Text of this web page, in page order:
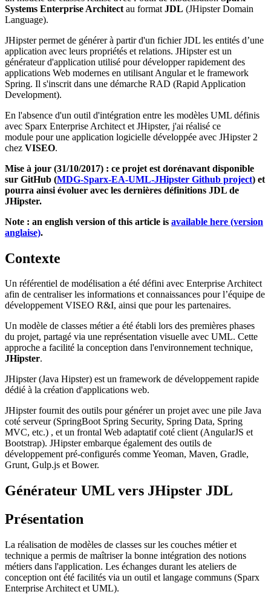
Systems Enterprise Architect au format JDL (JHipster Domain
Language).
JHipster permet de générer à partir d'un fichier JDL les entités d’une
application avec leurs propriétés et relations. JHipster est un
générateur d'application utilisé pour développer rapidement des
applications Web modernes en utilisant Angular et le framework
Spring. Il s'inscrit dans une démarche RAD (Rapid Application
Development).
En l'absence d'un outil d'intégration entre les modèles UML définis
avec Sparx Enterprise Architect et JHipster, j'ai réalisé ce
module pour une application logicielle développée avec JHipster 2
chez VISEO.
Mise à jour (31/10/2017) : ce projet est dorénavant disponible
sur GitHub (MDG-Sparx-EA-UML-JHipster Github project) et
pourra ainsi évoluer avec les dernières définitions JDL de
JHipster.
Note : an english version of this article is available here (version
anglaise).
Contexte
Un référentiel de modélisation a été défini avec Enterprise Architect
afin de centraliser les informations et connaissances pour l’équipe de
développement VISEO R&I, ainsi que pour les partenaires.
Un modèle de classes métier a été établi lors des premières phases
du projet, partagé via une représentation visuelle avec UML. Cette
approche a facilité la conception dans l'environnement technique,
JHipster.
JHipster (Java Hipster) est un framework de développement rapide
dédié à la création d'applications web.
JHipster fournit des outils pour générer un projet avec une pile Java
coté serveur (SpringBoot Spring Security, Spring Data, Spring
MVC, etc.) , et un frontal Web adaptatif coté client (AngularJS et
Bootstrap). JHipster embarque également des outils de
développement pré-configurés comme Yeoman, Maven, Gradle,
Grunt, Gulp.js et Bower.
Générateur UML vers JHipster JDL
Présentation
La réalisation de modèles de classes sur les couches métier et
technique a permis de maîtriser la bonne intégration des notions
métiers dans l'application. Les échanges durant les ateliers de
conception ont été facilités via un outil et langage communs (Sparx
Enterprise Architect et UML).